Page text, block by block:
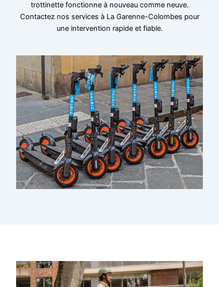
trottinette fonctionne à nouveau comme neuve.
Contactez nos services à La Garenne-Colombes pour
une intervention rapide et fiable.